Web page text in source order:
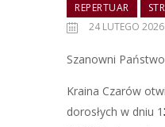
REPERTUAR
24 LUTEGO 2026
Szanowni
Kraina Czarów
dorosłych w dniu 1